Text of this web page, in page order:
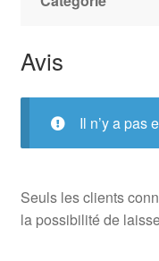
Avis
Il n’y a pas
Seuls les clients
la possibilité de